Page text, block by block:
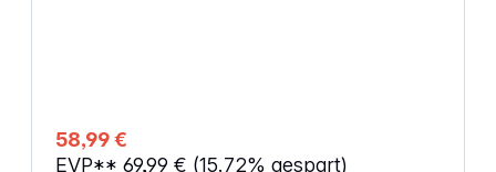
NutzungNeben der klassischen Repeater-Funktion
lässt sich das Gerät auch als Zugangspunkt
einsetzen und bietet damit zusätzliche Optionen für
58,99 €
EVP** 69,99 € (15.72% gespart)